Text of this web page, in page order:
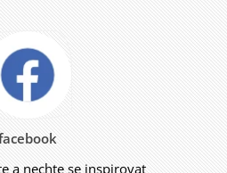
a nechte se inspirovat